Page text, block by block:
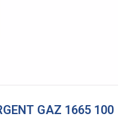
GAZ 1665 100